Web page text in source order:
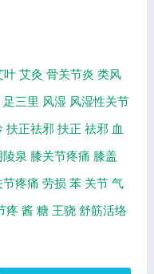
关节疼痛的好方法，舒筋
叶 艾灸 骨关节炎 类风
足三里 风湿 风湿性关节
扶正祛邪 扶正 祛邪 血
陵泉 膝关节疼痛 膝盖
节疼痛 劳损 苯 关节 气
疼 酱 糖 王骁 舒筋活络